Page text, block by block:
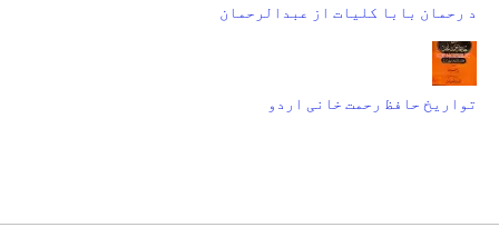
د رحمان بابا کلیات از عبدالرحمان
تواریخ حافظ رحمت خانی اردو